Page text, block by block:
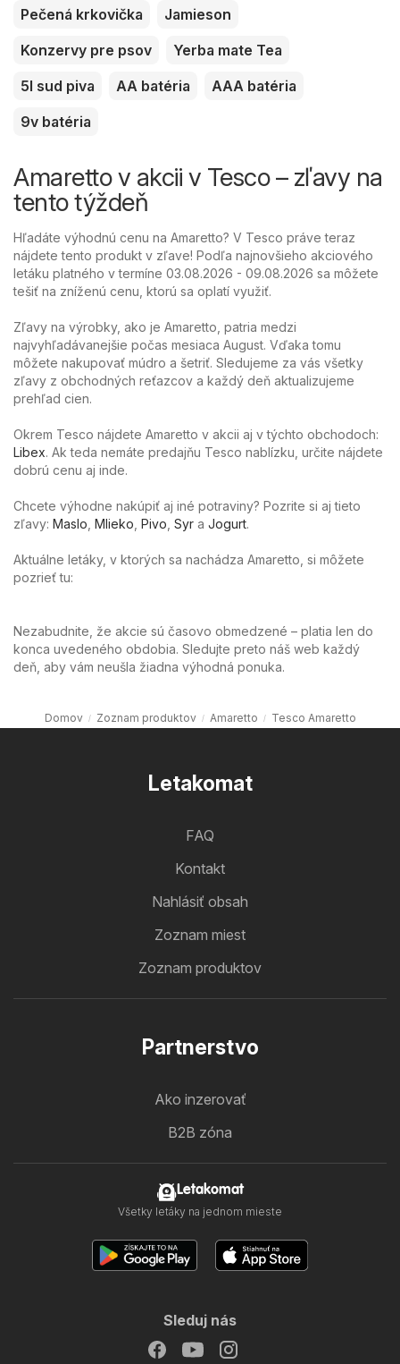
Pečená krkovička
Jamieson
Konzervy pre psov
Yerba mate Tea
5l sud piva
AA batéria
AAA batéria
9v batéria
Amaretto v akcii v Tesco – zľavy na
tento týždeň
Hľadáte výhodnú cenu na Amaretto? V Tesco práve teraz
nájdete tento produkt v zľave! Podľa najnovšieho akciového
letáku platného v termíne 03.08.2026 - 09.08.2026 sa môžete
tešiť na zníženú cenu, ktorú sa oplatí využiť.
Zľavy na výrobky, ako je Amaretto, patria medzi
najvyhľadávanejšie počas mesiaca August. Vďaka tomu
môžete nakupovať múdro a šetriť. Sledujeme za vás všetky
zľavy z obchodných reťazcov a každý deň aktualizujeme
prehľad cien.
Okrem Tesco nájdete Amaretto v akcii aj v týchto obchodoch:
Libex. Ak teda nemáte predajňu Tesco nablízku, určite nájdete
dobrú cenu aj inde.
Chcete výhodne nakúpiť aj iné potraviny? Pozrite si aj tieto
zľavy: Maslo Mlieko Pivo Syr a Jogurt.
Aktuálne letáky, v ktorých sa nachádza Amaretto, si môžete
pozrieť tu:
Nezabudnite, že akcie sú časovo obmedzené – platia len do
konca uvedeného obdobia. Sledujte preto náš web každý
deň, aby vám neušla žiadna výhodná ponuka.
Domov Zoznam produktov Amaretto Tesco Amaretto
Letakomat
FAQ
Kontakt
Nahlásiť obsah
Zoznam miest
Zoznam produktov
Partnerstvo
Ako inzerovať
B2B zóna
Letakomat
Všetky letáky na jednom mieste
Sleduj nás